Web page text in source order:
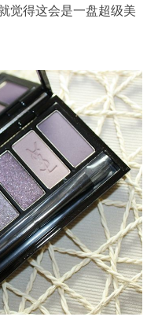
觉得这会是一盘超级美